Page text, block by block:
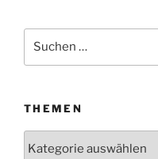
Suchen
THEMEN